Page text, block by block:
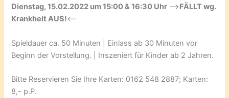
Dienstag, 15.02.2022 um 15:00 & 16:30 Uhr –>FÄLLT wg.
Krankheit AUS!<–
Spieldauer ca. 50 Minuten | Einlass ab 30 Minuten vor
Beginn der Vorstellung. | Inszeniert für Kinder ab 2 Jahren.
Bitte Reservieren Sie Ihre Karten: 0162 548 2887; Karten:
8,- p.P.